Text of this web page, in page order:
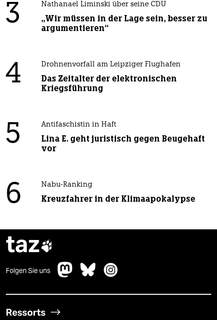
3 Nathanael Liminski über seine CDU
„Wir müssen in der Lage sein, besser zu
argumentieren“
4 Drohnenvorfall am Leipziger Flughafen
Das Zeitalter der elektronischen
Kriegsführung
5 Antifaschistin in Haft
Lina E. geht juristisch gegen Beugehaft
vor
6 Nabu-Ranking
Kreuzfahrer in der Klimaapokalypse
taz
Folgen Sie uns
Ressorts